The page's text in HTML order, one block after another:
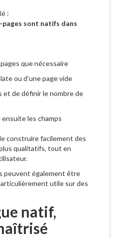
:
sont natifs dans
que nécessaire
ou d’une page vide
et de définir le nombre de
les champs
construire facilement des
qualitatifs, tout en
peuvent également être
utile sur des
natif,